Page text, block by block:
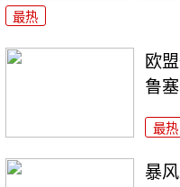
最热
欧
鲁
最热
暴